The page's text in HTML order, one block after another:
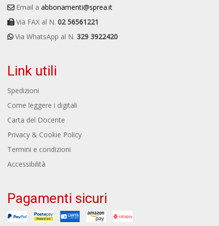
Email a abbonamenti@sprea.it
Via FAX al N. 02 56561221
Via WhatsApp al N. 329 3922420
Link utili
Spedizioni
Come leggere i digitali
Carta del Docente
Privacy & Cookie Policy
Termini e condizioni
Accessibilità
Pagamenti sicuri